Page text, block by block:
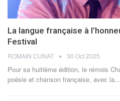
La langue française à
Festival
ROMAIN CUNAT 30 Oct 2025
Pour sa huitième édition, le rémois
poésie et chanson française, avec la…